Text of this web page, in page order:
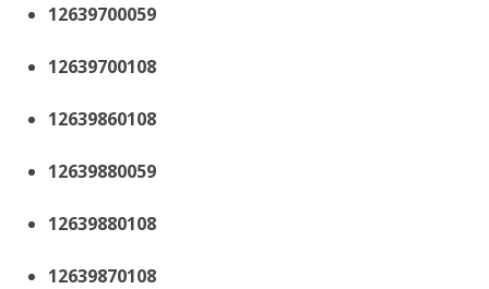
12639700059
12639700108
12639860108
12639880059
12639880108
12639870108